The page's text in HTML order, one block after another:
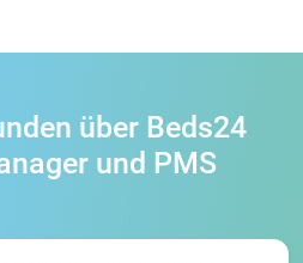
über Beds24
und PMS